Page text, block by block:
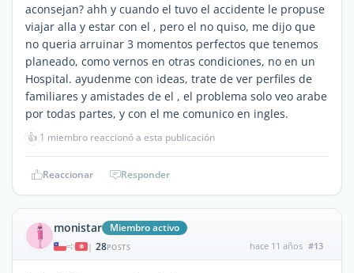
aconsejan? ahh y cuando el tuvo el accidente le propuse
viajar alla y estar con el , pero el no quiso, me dijo que
no queria arruinar 3 momentos perfectos que tenemos
planeado, como vernos en otras condiciones, no en un
Hospital. ayudenme con ideas, trate de ver perfiles de
familiares y amistades de el , el problema solo veo arabe
por todas partes, y con el me comunico en ingles.
👍 1 miembro reaccionó a esta publicación
Reaccionar Responder
monistar Miembro activo
| 28POSTS hace 11 años #13